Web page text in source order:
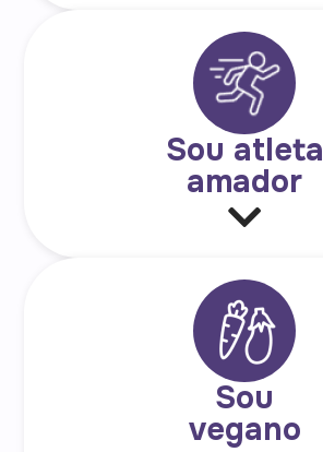
Sou atleta
amador
Sou
vegano